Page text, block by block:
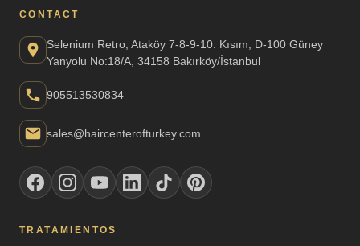
CONTACT
Selenium Retro, Ataköy 7-8-9-10. Kısım, D-100 Güney
Yanyolu No:18/A, 34158 Bakırköy/İstanbul
905513530834
sales@haircenterofturkey.com
TRATAMIENTOS